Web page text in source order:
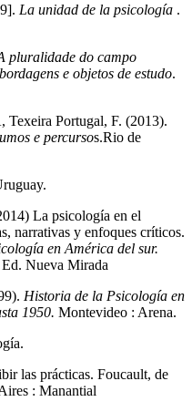
La unidad de la psicología .
pluralidade do campo
e objetos de estudo.
Texeira Portugal, F. (2013).
e percursos.Rio de
La psicología en el
narrativas y enfoques críticos.
en América del sur.
Nueva Mirada
Historia de la Psicología en
1950. Montevideo : Arena.
las prácticas. Foucault, de
: Manantial